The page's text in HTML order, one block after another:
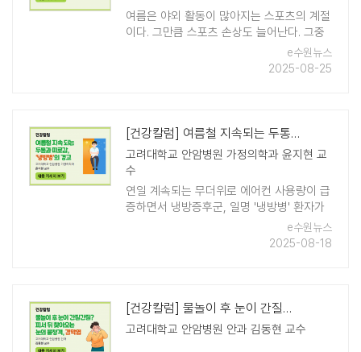
여름은 야외 활동이 많아지는 스포츠의 계절
이다. 그만큼 스포츠 손상도 늘어난다. 그중
대표적인 질환이 바로 족관절 염좌다. 족관
절 염좌는 운동이나 외부의 강한 충격 혹은
e수원뉴스
2025-08-25
[건강칼럼] 여름철 지속되는 두통과 피로감, '냉방병'의 경고
고려대학교 안암병원 가정의학과 윤지현 교
수
연일 계속되는 무더위로 에어컨 사용량이 급
증하면서 냉방증후군, 일명 '냉방병' 환자가
늘고 있어 주의가 필요하다. 냉방병은 실내
외 온도 차가 5℃ 이상 벌어질 때 우리 몸의
e수원뉴스
2025-08-18
[건강칼럼] 물놀이 후 눈이 간질간질? 피서 뒤 찾아오는 눈의 불청객, 결막..
고려대학교 안암병원 안과 김동현 교수